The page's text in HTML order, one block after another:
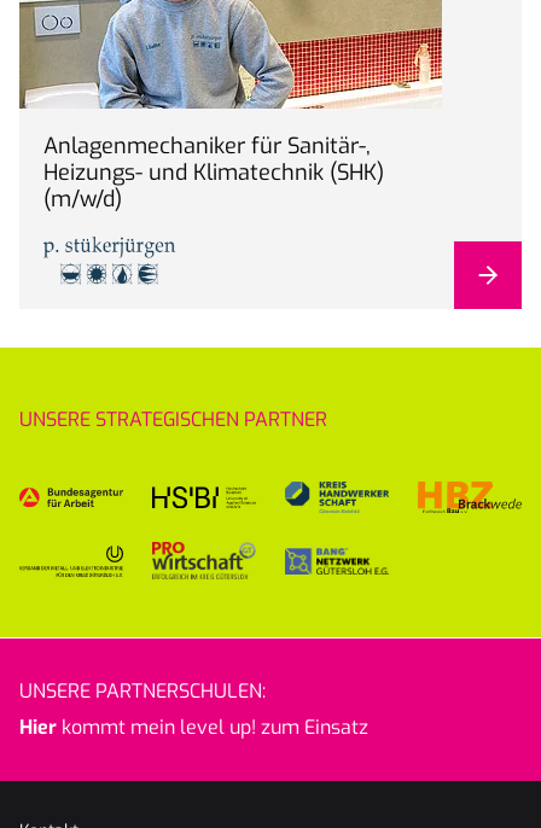
Anlagenmechaniker für Sanitär-,
Heizungs- und Klimatechnik (SHK)
(m/w/d)
UNSERE STRATEGISCHEN PARTNER
UNSERE PARTNERSCHULEN:
Hier kommt mein level up! zum Einsatz